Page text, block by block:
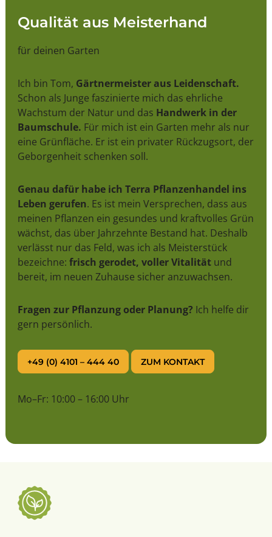
Qualität aus Meisterhand
für deinen Garten
Ich bin Tom, Gärtnermeister aus Leidenschaft.
Schon als Junge faszinierte mich das ehrliche
Wachstum der Natur und das Handwerk in der
Baumschule. Für mich ist ein Garten mehr als nur
eine Grünfläche. Er ist ein privater Rückzugsort, der
Geborgenheit schenken soll.
Genau dafür habe ich Terra Pflanzenhandel ins
Leben gerufen. Es ist mein Versprechen, dass aus
meinen Pflanzen ein gesundes und kraftvolles Grün
wächst, das über Jahrzehnte Bestand hat. Deshalb
verlässt nur das Feld, was ich als Meisterstück
bezeichne: frisch gerodet, voller Vitalitätund
bereit, im neuen Zuhause sicher anzuwachsen.
Fragen zur Pflanzung oder Planung? Ich helfe dir
gern persönlich.
+49 (0) 4101 – 444 40 ZUM KONTAKT
Mo–Fr: 10:00 – 16:00 Uhr